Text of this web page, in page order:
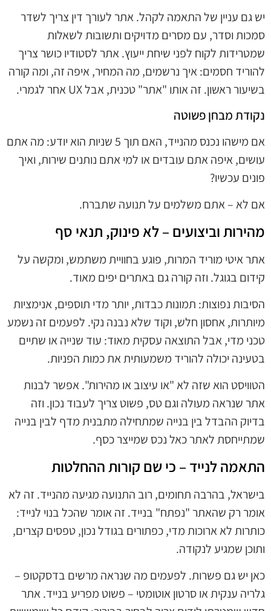
יש גם עניין של התאמה לקהל. אתר לעורך דין צריך לשדר
סמכות וסדר, עם מסרים מדויקים ותשובות לשאלות
שמטרידות לקוח לפני שיחת ייעוץ. אתר לסטודיו כושר צריך
להוריד חסמים: איך נרשמים, מה המחיר, איפה זה, ומה קורה
בשיעור ראשון. זה אותו "אתר" טכנית, אבל UX אחר לגמרי.
נקודת מבחן פשוטה
אם מישהו נכנס מהנייד, האם תוך 5 שניות הוא יודע: מה אתם
עושים, איפה אתם עובדים או למי אתם נותנים שירות, ואיך
פונים עכשיו?
אם לא – אתם משלמים על תנועה שתברח.
מהירות וביצועים – לא פינוק, תנאי סף
אתר איטי מוריד המרות, פוגע בחוויית משתמש, ומקשה על
קידום בגוגל. וזה קורה גם באתרים יפים מאוד.
הסיבות נפוצות: תמונות כבדות, יותר מדי תוספים, אנימציות
מיותרות, אחסון חלש, וקוד שלא נבנה נקי. לפעמים זה נשמע
טכני מדי, אבל התוצאה עסקית מאוד: עוד שנייה או שתיים
בטעינה יכולה להוריד משמעותית את כמות הפניות.
הטוויסט הוא שזה לא "או עיצוב או מהירות". אפשר לבנות
אתר שנראה מעולה וגם טס, פשוט צריך לעבוד נכון. וזה
בדיוק ההבדל בין בנייה שמתחילה מתבנית מדף לבין בנייה
שמתייחסת לאתר כאל נכס שמייצר כסף.
התאמה לנייד – כי שם קורות ההחלטות
בישראל, בהרבה תחומים, רוב התנועה מגיעה מהנייד. זה לא
אומר רק שהאתר "נפתח" בנייד. זה אומר שהכל בנוי לנייד:
כותרות לא ארוכות מדי, כפתורים בגודל נכון, טפסים קצרים,
ותוכן שמגיע לנקודה.
כאן יש גם פשרות. לפעמים מה שנראה מרשים בדסקטופ –
גלריה ענקית או סרטון אוטומטי – פשוט מפריע בנייד. אתר